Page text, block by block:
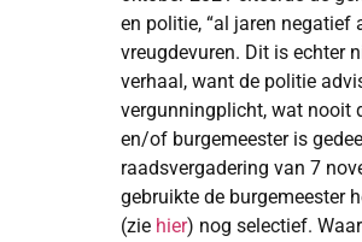
en politie, “al jaren negatief
vreugdevuren. Dit is echter
verhaal, want de politie
vergunningplicht, wat nooit
en/of burgemeester is
raadsvergadering van 7
gebruikte de burgemeester
(zie hier) nog selectief.